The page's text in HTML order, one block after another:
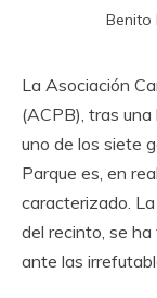
Benito
La Asociación
(ACPB), tras
uno de los siete
Parque es, en
caracterizado.
del recinto, se
ante las